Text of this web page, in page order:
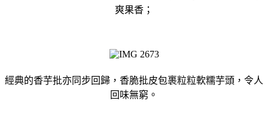
爽果香；
經典的香芋批亦同步回歸，香脆批皮包裹粒粒軟糯芋頭，令人
回味無窮。